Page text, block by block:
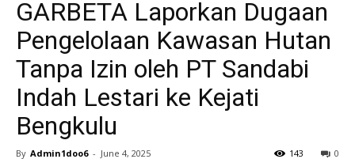
GARBETA Laporkan Dugaan
Pengelolaan Kawasan Hutan
Tanpa Izin oleh PT Sandabi
Indah Lestari ke Kejati
Bengkulu
By Admin1doo6 - June 4, 2025 0
143